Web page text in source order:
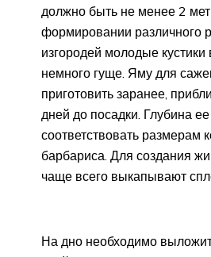
должно быть не менее 2
формировании различного
изгородей молодые
немного гуще. Яму для
приготовить заранее,
дней до посадки. Глубина
соответствовать размерам
барбариса. Для создания
чаще всего выкапывают
На дно необходимо